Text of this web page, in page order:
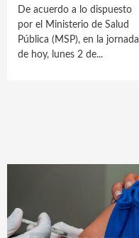
De acuerdo a lo dispuesto
por el Ministerio de Salud
Pública (MSP), en la jornada
de hoy, lunes 2 de...